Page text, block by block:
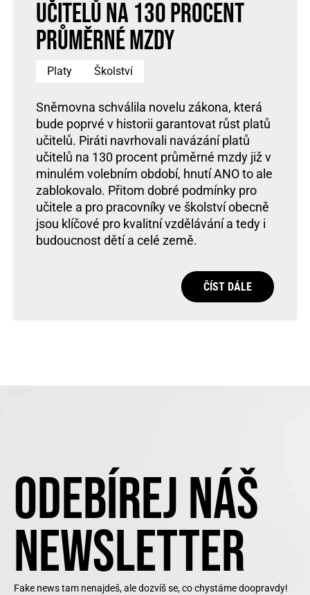
učitelů na 130 procent
průměrné mzdy
Platy Školství
Sněmovna schválila novelu zákona, která
bude poprvé v historii garantovat růst platů
učitelů. Piráti navrhovali navázání platů
učitelů na 130 procent průměrné mzdy již v
minulém volebním období, hnutí ANO to ale
zablokovalo. Přitom dobré podmínky pro
učitele a pro pracovníky ve školství obecně
jsou klíčové pro kvalitní vzdělávání a tedy i
budoucnost dětí a celé země.
ČÍST DÁLE
ODEBÍREJ NÁŠ
NEWSLETTER
Fake news tam nenajdeš, ale dozvíš se, co chystáme doopravdy!